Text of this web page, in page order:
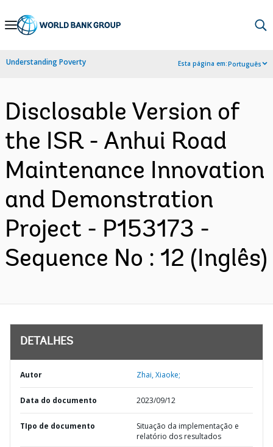
Skip
Navigation
Understanding Poverty Esta página em:Português
Disclosable Version of
the ISR - Anhui Road
Maintenance Innovation
and Demonstration
Project - P153173 -
Sequence No : 12 (Inglês)
DETALHES
Autor Zhai, Xiaoke;
Data do documento 2023/09/12
TIpo de documento
Situação da implementação e
relatório dos resultados